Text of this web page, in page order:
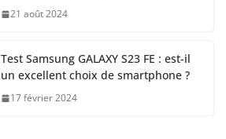
21 août 2024
Test Samsung GALAXY S23 FE : est-il
un excellent choix de smartphone ?
17 février 2024